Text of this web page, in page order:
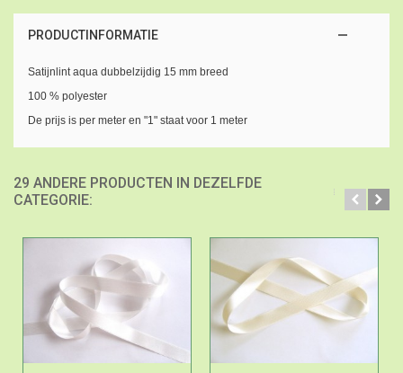
PRODUCTINFORMATIE
Satijnlint aqua dubbelzijdig 15 mm breed
100 % polyester
De prijs is per meter en "1" staat voor 1 meter
29 ANDERE PRODUCTEN IN DEZELFDE
CATEGORIE: